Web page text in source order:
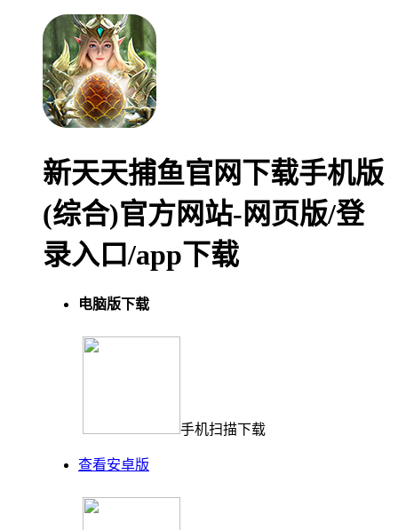
新天天捕鱼官网下载手机版
(综合)官方网站-网页版/登
录入口/app下载
电脑版下载
手机扫描下载
查看安卓版